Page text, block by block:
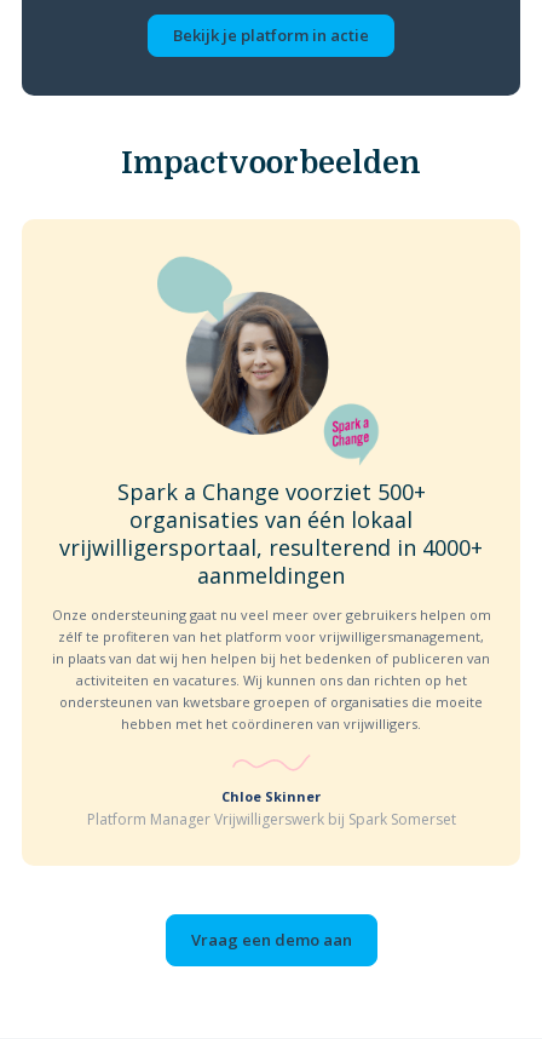
Bekijk je platform in actie
Impactvoorbeelden
Spark a Change voorziet 500+
organisaties van één lokaal
vrijwilligersportaal, resulterend in 4000+
aanmeldingen
Onze ondersteuning gaat nu veel meer over gebruikers helpen om
zélf te profiteren van het platform voor vrijwilligersmanagement,
in plaats van dat wij hen helpen bij het bedenken of publiceren van
activiteiten en vacatures. Wij kunnen ons dan richten op het
ondersteunen van kwetsbare groepen of organisaties die moeite
hebben met het coördineren van vrijwilligers.
Chloe Skinner
Platform Manager Vrijwilligerswerk bij Spark Somerset
Vraag een demo aan